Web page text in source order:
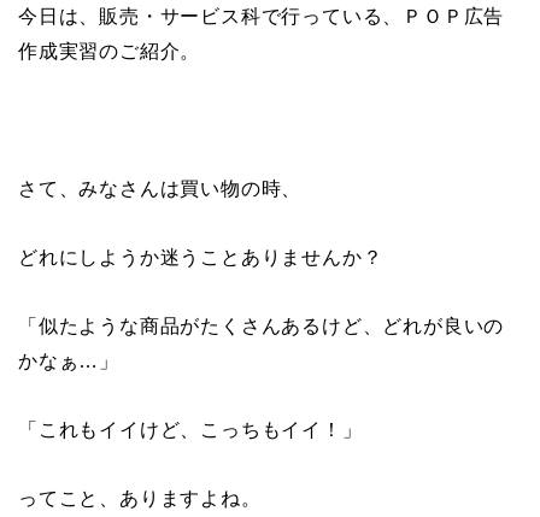
今日は、販売・サービス科で行っている、ＰＯＰ広告
作成実習のご紹介。
さて、みなさんは買い物の時、
どれにしようか迷うことありませんか？
「似たような商品がたくさんあるけど、どれが良いの
かなぁ…」
「これもイイけど、こっちもイイ！」
ってこと、ありますよね。